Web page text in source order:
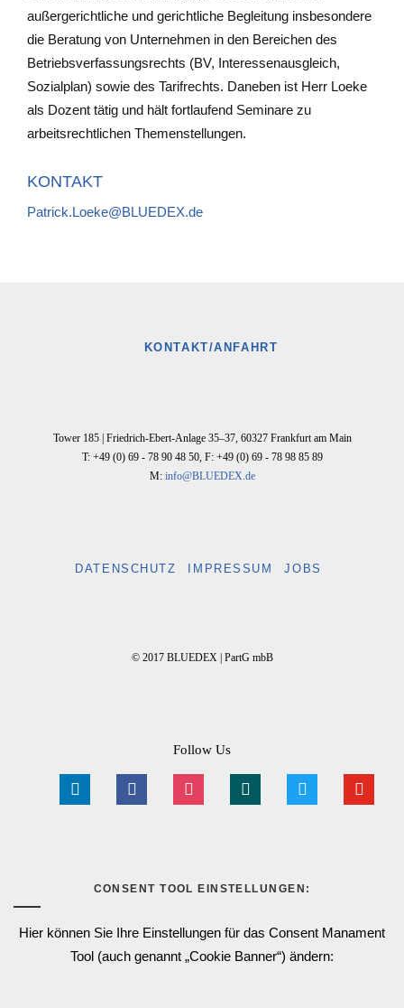
außergerichtliche und gerichtliche Begleitung insbesondere
die Beratung von Unternehmen in den Bereichen des
Betriebsverfassungsrechts (BV, Interessenausgleich,
Sozialplan) sowie des Tarifrechts. Daneben ist Herr Loeke
als Dozent tätig und hält fortlaufend Seminare zu
arbeitsrechtlichen Themenstellungen.
KONTAKT
Patrick.Loeke@BLUEDEX.de
KONTAKT/ANFAHRT
Tower 185 | Friedrich-Ebert-Anlage 35–37, 60327 Frankfurt am Main
T: +49 (0) 69 - 78 90 48 50, F: +49 (0) 69 - 78 98 85 89
M: info@BLUEDEX.de
DATENSCHUTZ IMPRESSUM JOBS
© 2017 BLUEDEX | PartG mbB
Follow Us
linkedin facebook instagram xing twitter youtube
CONSENT TOOL EINSTELLUNGEN:
Hier können Sie Ihre Einstellungen für das Consent Manament
Tool (auch genannt „Cookie Banner“) ändern: